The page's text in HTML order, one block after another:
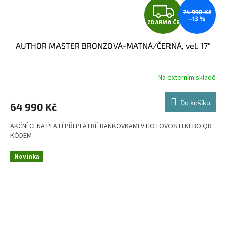
Z
D
A
R
M
A
ZDARMA ČR
74 990 Kč
–13 %
AUTHOR MASTER BRONZOVÁ-MATNÁ/ČERNÁ, vel. 17"
Na externím skladě
64 990 Kč Do košíku
AKČNÍ CENA PLATÍ PŘI PLATBĚ BANKOVKAMI V HOTOVOSTI NEBO QR
KÓDEM
Novinka